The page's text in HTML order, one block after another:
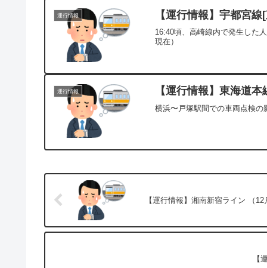
運行情報 【運行情報】宇都宮
16:40頃、高崎線内で発生した
現在）
運行情報 【運行情報】東海道
横浜〜戸塚駅間での車両点検の
【運行情報】湘南新宿ライン （12
【